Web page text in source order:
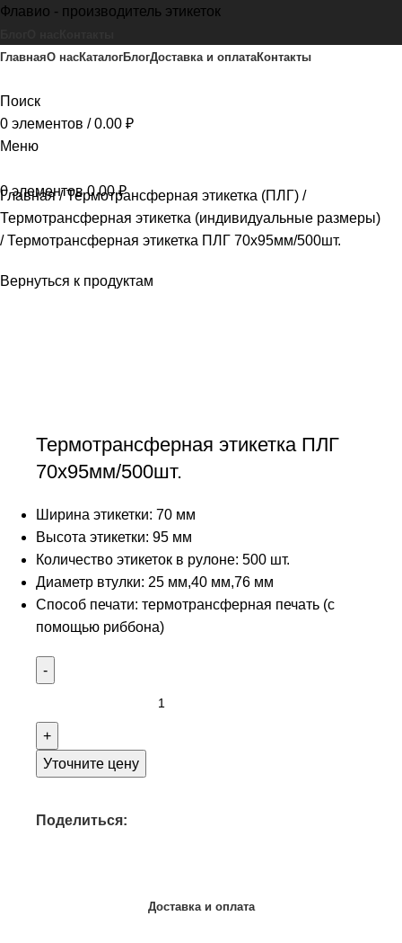
Флавио - производитель этикеток
ГлавнаяО насКаталогБлогДоставка и оплатаКонтакты
Поиск
0 элементов / 0.00 ₽
Меню
0элементов 0.00₽
Главная Термотрансферная этикетка (ПЛГ)
Термотрансферная этикетка (индивидуальные размеры)
Термотрансферная этикетка ПЛГ 70х95мм/500шт.
Вернуться к продуктам
Термотрансферная этикетка ПЛГ
70х95мм/500шт.
Ширина этикетки: 70 мм
Высота этикетки: 95 мм
Количество этикеток в рулоне: 500 шт.
Диаметр втулки: 25 мм,40 мм,76 мм
Способ печати: термотрансферная печать (с
помощью риббона)
Уточните цену
Поделиться:
Доставка и оплата